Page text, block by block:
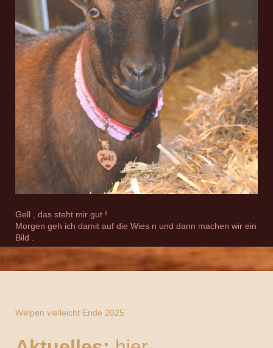
Gell , das steht mir gut !
Morgen geh ich damit auf die Wies n und dann machen wir ein
Bild .
Welpen vielleicht Ende 2025